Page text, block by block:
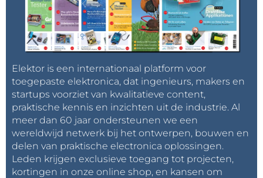
Elektor is een internationaal platform voor
toegepaste elektronica, dat ingenieurs, makers en
startups voorziet van kwalitatieve content,
praktische kennis en inzichten uit de industrie. Al
meer dan 60 jaar ondersteunen we een
wereldwijd netwerk bij het ontwerpen, bouwen en
delen van praktische electronica oplossingen.
Leden krijgen exclusieve toegang tot projecten,
kortingen in onze online shop, en kansen om